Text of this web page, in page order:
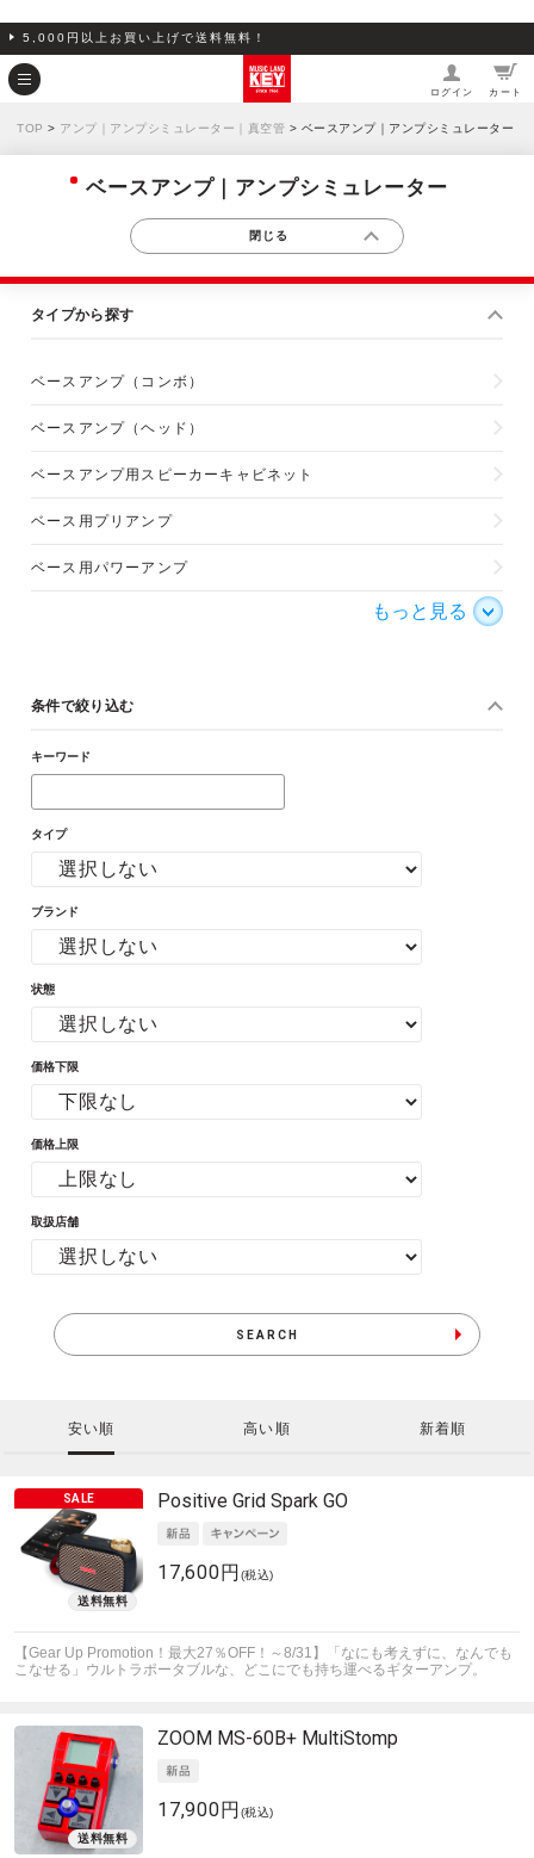
5,000円以上お買い上げで送料無料！
ログイン カート
TOP > アンプ｜アンプシミュレーター｜真空管 > ベースアンプ｜アンプシミュレーター
ベースアンプ｜アンプシミュレーター
タイプから探す
ベースアンプ（コンボ）
ベースアンプ（ヘッド）
ベースアンプ用スピーカーキャビネット
ベース用プリアンプ
ベース用パワーアンプ
もっと見る
条件で絞り込む
キーワード
タイプ
ブランド
状態
価格下限
価格上限
取扱店舗
SEARCH
安い順 高い順 新着順
Positive Grid Spark GO
17,600円 (税込)
【Gear Up Promotion！最大27％OFF！～8/31】「なにも考えずに、なんでも
こなせる」ウルトラポータブルな、どこにでも持ち運べるギターアンプ。
ZOOM MS-60B+ MultiStomp
17,900円 (税込)